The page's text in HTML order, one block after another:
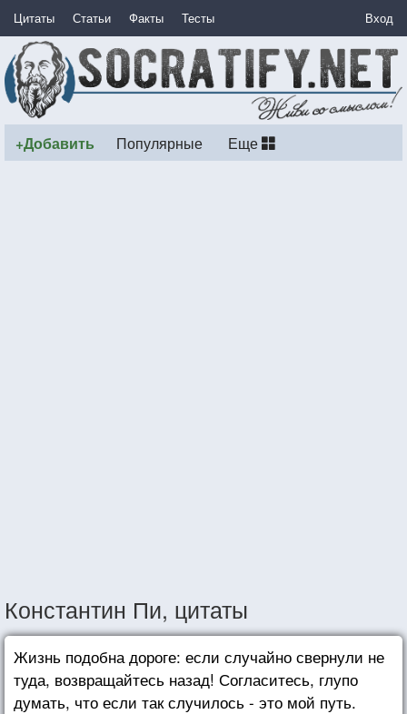
Цитаты Статьи Факты Тесты Вход
+Добавить Популярные Еще
Константин Пи, цитаты
Жизнь подобна дороге: если случайно свернули не
туда, возвращайтесь назад! Согласитесь, глупо
думать, что если так случилось - это мой путь.